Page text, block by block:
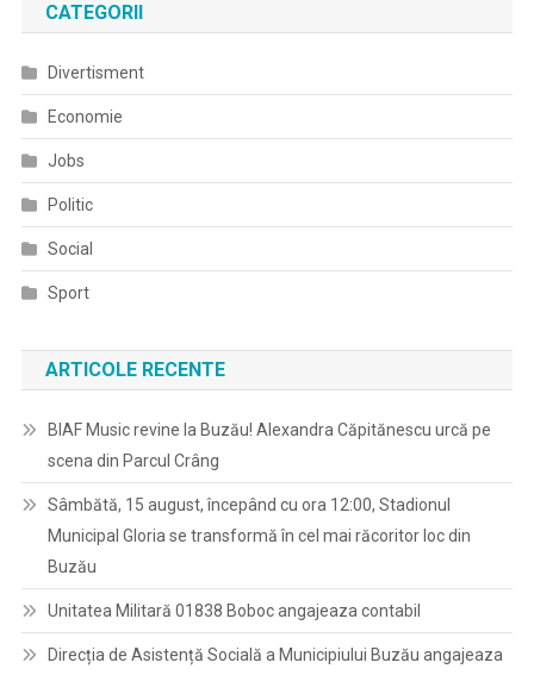
CATEGORII
Divertisment
Economie
Jobs
Politic
Social
Sport
ARTICOLE RECENTE
BIAF Music revine la Buzău! Alexandra Căpitănescu urcă pe
scena din Parcul Crâng
Sâmbătă, 15 august, începând cu ora 12:00, Stadionul
Municipal Gloria se transformă în cel mai răcoritor loc din
Buzău
Unitatea Militară 01838 Boboc angajeaza contabil
Direcția de Asistență Socială a Municipiului Buzău angajeaza